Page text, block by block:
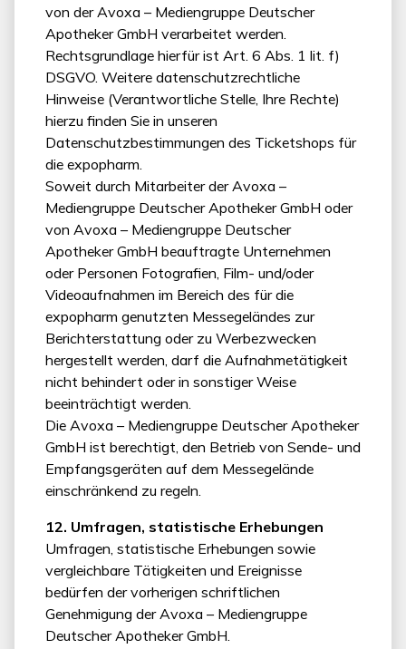
von der Avoxa – Mediengruppe Deutscher
Apotheker GmbH verarbeitet werden.
Rechtsgrundlage hierfür ist Art. 6 Abs. 1 lit. f)
DSGVO. Weitere datenschutzrechtliche
Hinweise (Verantwortliche Stelle, Ihre Rechte)
hierzu finden Sie in unseren
Datenschutzbestimmungen des Ticketshops für
die expopharm.
Soweit durch Mitarbeiter der Avoxa –
Mediengruppe Deutscher Apotheker GmbH oder
von Avoxa – Mediengruppe Deutscher
Apotheker GmbH beauftragte Unternehmen
oder Personen Fotografien, Film- und/oder
Videoaufnahmen im Bereich des für die
expopharm genutzten Messegeländes zur
Berichterstattung oder zu Werbezwecken
hergestellt werden, darf die Aufnahmetätigkeit
nicht behindert oder in sonstiger Weise
beeinträchtigt werden.
Die Avoxa – Mediengruppe Deutscher Apotheker
GmbH ist berechtigt, den Betrieb von Sende- und
Empfangsgeräten auf dem Messegelände
einschränkend zu regeln.
12. Umfragen, statistische Erhebungen
Umfragen, statistische Erhebungen sowie
vergleichbare Tätigkeiten und Ereignisse
bedürfen der vorherigen schriftlichen
Genehmigung der Avoxa – Mediengruppe
Deutscher Apotheker GmbH.